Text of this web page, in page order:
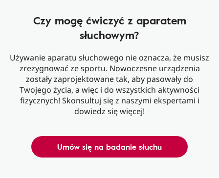
Czy mogę ćwiczyć z aparatem
słuchowym?
Używanie aparatu słuchowego nie oznacza, że musisz
zrezygnować ze sportu. Nowoczesne urządzenia
zostały zaprojektowane tak, aby pasowały do
Twojego życia, a więc i do wszystkich aktywności
fizycznych! Skonsultuj się z naszymi ekspertami i
dowiedz się więcej!
Umów się na badanie słuchu